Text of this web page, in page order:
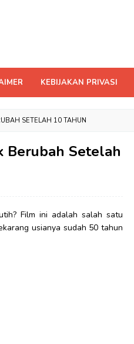
KEBIJAKAN PRIVASI
SETELAH 10 TAHUN
Berubah Setelah
Film ini adalah salah satu
usianya sudah 50 tahun